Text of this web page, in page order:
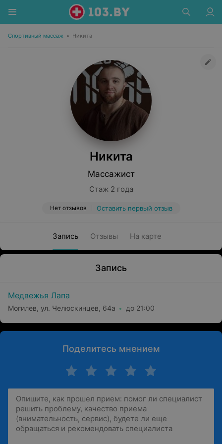
Спортивный массаж • Никита
Никита
Массажист
Стаж 2 года
Нет отзывов Оставить первый отзыв
Запись Отзывы На карте
Запись
Медвежья Лапа
Могилев, ул. Челюскинцев, 64а до 21:00
Поделитесь мнением